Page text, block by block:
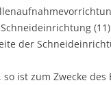
der
ist zum Zwecke